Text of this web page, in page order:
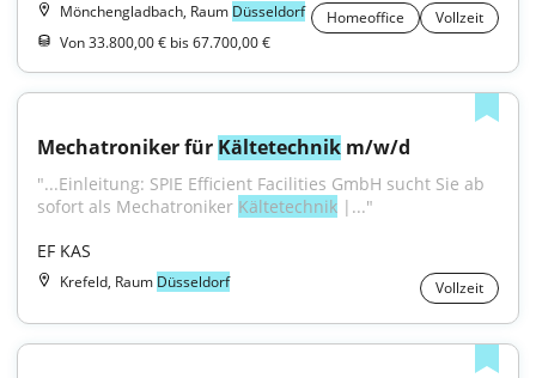
Mönchengladbach, Raum Düsseldorf Homeoffice
Vollzeit
Von 33.800,00 € bis 67.700,00 €
Mechatroniker für Kältetechnik m/w/d
"...Einleitung: SPIE Efficient Facilities GmbH sucht Sie ab
sofort als Mechatroniker Kältetechnik |..."
EF KAS
Krefeld, Raum Düsseldorf Vollzeit